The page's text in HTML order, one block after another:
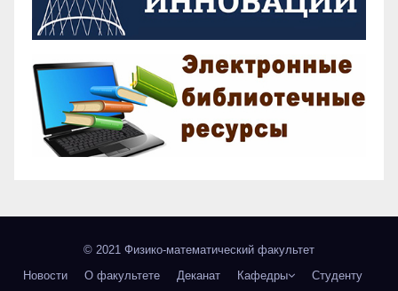
© 2021 Физико-математический факультет
Новости
О факультете Деканат Кафедры Студенту